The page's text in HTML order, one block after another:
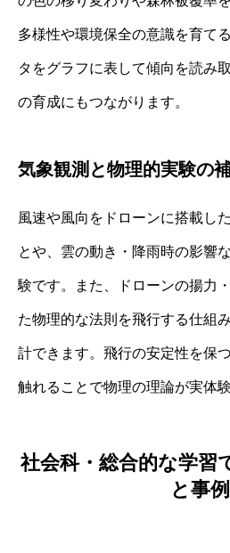
多様性や環境保全の意識を育て
タをグラフに表して傾向を読み
の育成にもつながります。
気象観測と物理的実験の
風速や風向をドローンに搭載し
とや、雲の動き・降雨時の影響
験です。また、ドローンの揚力
た物理的な法則を飛行する仕組
計できます。飛行の安定性を保
触れることで物理の理論が実体
社会科・総合的な学習
と事例